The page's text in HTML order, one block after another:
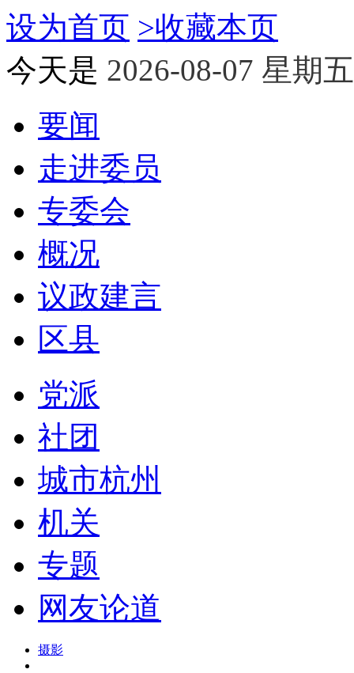
设为首页 >收藏本页
今天是 2026-08-07 星期五
要闻
走进委员
专委会
概况
议政建言
区县
党派
社团
城市杭州
机关
专题
网友论道
摄影